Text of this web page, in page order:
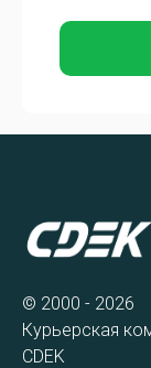
© 2000 - 2026
Курьерская
CDEK